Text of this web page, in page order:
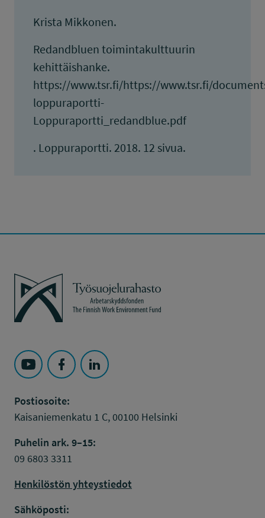
Krista Mikkonen.
Redandbluen toimintakulttuurin
kehittäishanke.
https://www.tsr.fi/https://www.tsr.fi/
loppuraportti-
Loppuraportti_redandblue.pdf
. Loppuraportti. 2018. 12 sivua.
Työsuojelurahasto
Seuraa Työsuojelurahasto kohteessa: YouTube
Seuraa Työsuojelurahasto kohteessa:
Seuraa Työsuojelurahasto kohteessa:
Postiosoite:
Kaisaniemenkatu 1 C, 00100 Helsinki
Puhelin ark. 9–15:
09 6803 3311
Henkilöstön yhteystiedot
Sähköposti: